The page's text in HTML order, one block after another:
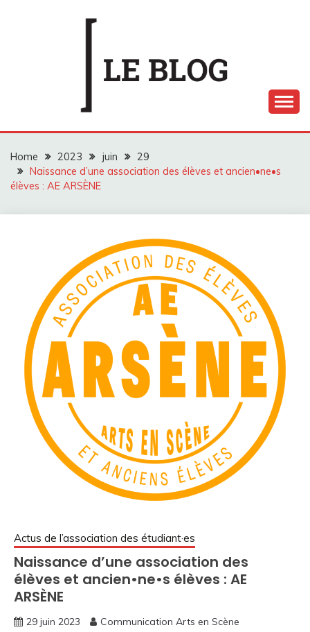
LE BLOG ARTS EN
SCÈNE
Home 2023 juin
29
Naissance d’une association des élèves et ancien•ne•s
élèves : AE ARSÈNE
Actus de l’association des étudiant·es
Naissance d’une association des
élèves et ancien•ne•s élèves : AE
ARSÈNE
29 juin 2023 Communication Arts en Scène